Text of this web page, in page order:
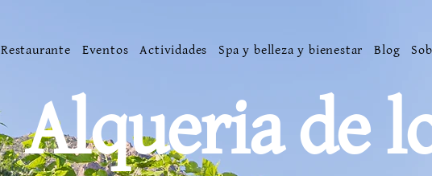
Restaurante Eventos Actividades Spa y belleza y bienestar Blog
Alqueria de